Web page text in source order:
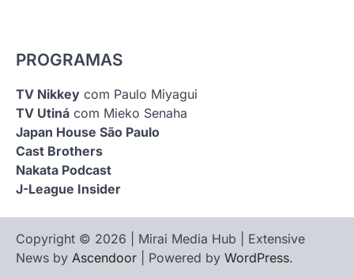
PROGRAMAS
TV Nikkey com Paulo Miyagui
TV Utiná com Mieko Senaha
Japan House São Paulo
Cast Brothers
Nakata Podcast
J-League Insider
Copyright © 2026 | Mirai Media Hub | Extensive
News by Ascendoor | Powered by WordPress.